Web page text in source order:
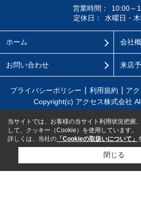
営業時間：
10:00～
定休日：
水曜日・
ホーム 会社
お問い合わせ 来店
プライバシーポリシー 利用規約 ア
Copyright(c) アクセス株式会社
当サイトでは、お客様の当サイト利用状況把握
して、クッキー（Cookie）を使用しています。
詳しくは、当社の 「Cookieの取扱いについて」
閉じる